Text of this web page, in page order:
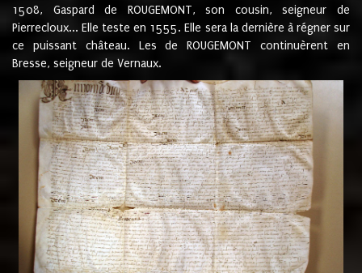
1508, Gaspard de ROUGEMONT, son cousin, seigneur de
Pierrecloux... Elle teste en 1555. Elle sera la dernière à régner sur
ce puissant château. Les de ROUGEMONT continuèrent en
Bresse, seigneur de Vernaux.